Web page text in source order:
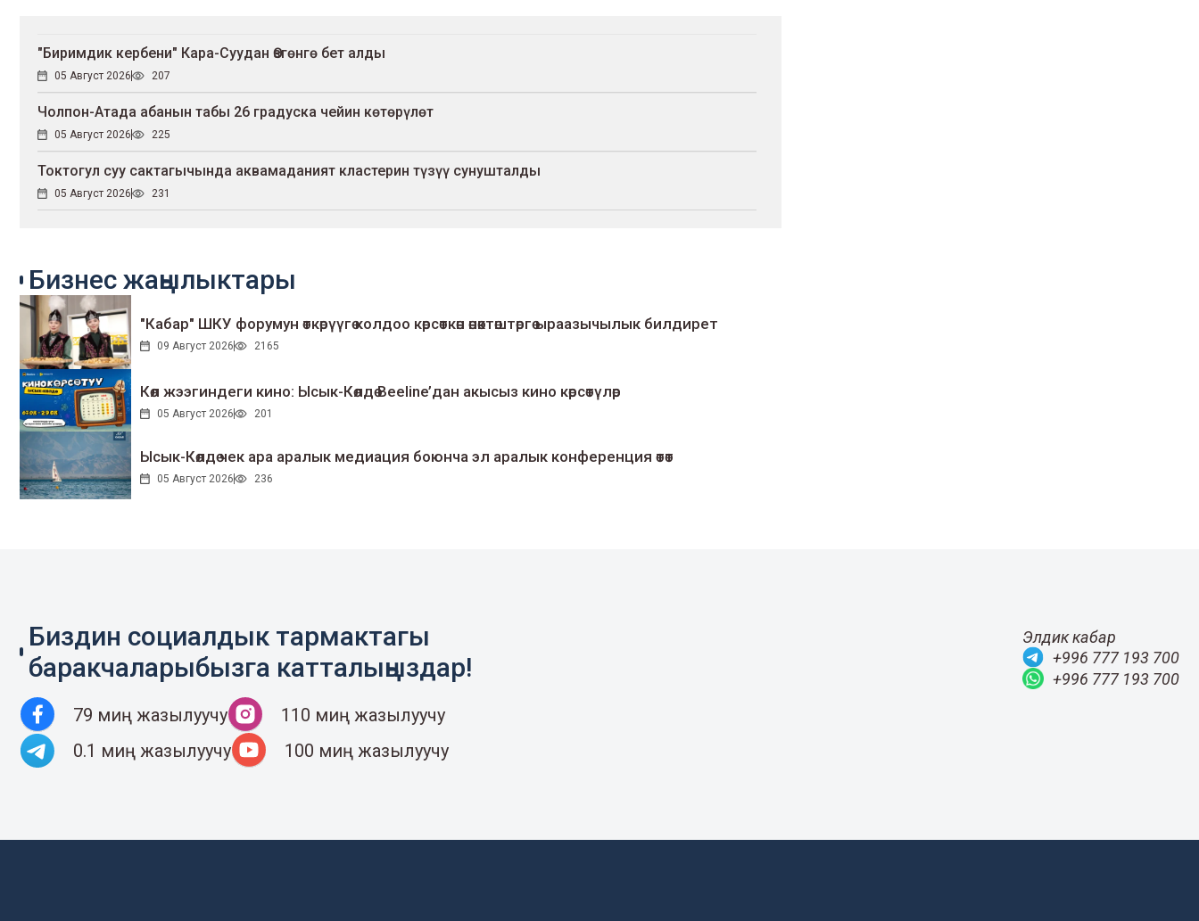
"Биримдик кербени" Кара-Суудан Өзгөнгө бет алды
05 Август 2026 207
Чолпон-Атада абанын табы 26 градуска чейин көтөрүлөт
05 Август 2026 225
Токтогул суу сактагычында аквамаданият кластерин түзүү сунушталды
05 Август 2026 231
Бизнес жаңылыктары
"Кабар" ШКУ форумун өткөрүүгө колдоо көрсөткөн өнөктөштөргө ыраазычылык билдирет
09 Август 2026 2165
Көл жээгиндеги кино: Ысык-Көлдө Beeline’дан акысыз кино көрсөтүлөр
05 Август 2026 201
Ысык-Көлдө чек ара аралык медиация боюнча эл аралык конференция өтөт
05 Август 2026 236
Биздин социалдык тармактагы
баракчаларыбызга катталыңыздар!
79 миң жазылуучу
110 миң жазылуучу
0.1 миң жазылуучу
100 миң жазылуучу
Элдик кабар
+996 777 193 700
+996 777 193 700